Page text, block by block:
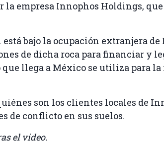
la empresa Innophos Holdings,
bajo la ocupación extranjera de
de dicha roca para financiar y
que llega a México se utiliza para
son los clientes locales de
de conflicto en sus suelos.
el video.